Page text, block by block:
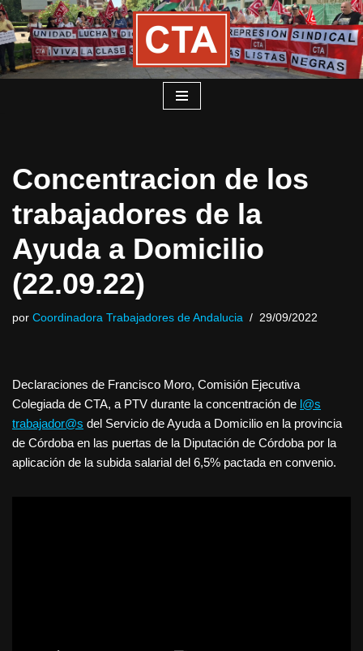
Saltar
al
contenido
Concentracion de los
trabajadores de la
Ayuda a Domicilio
(22.09.22)
por Coordinadora Trabajadores de Andalucia 29/09/2022
Declaraciones de Francisco Moro, Comisión Ejecutiva
Colegiada de CTA, a PTV durante la concentración de l@s
trabajador@s del Servicio de Ayuda a Domicilio en la provincia
de Córdoba en las puertas de la Diputación de Córdoba por la
aplicación de la subida salarial del 6,5% pactada en convenio.